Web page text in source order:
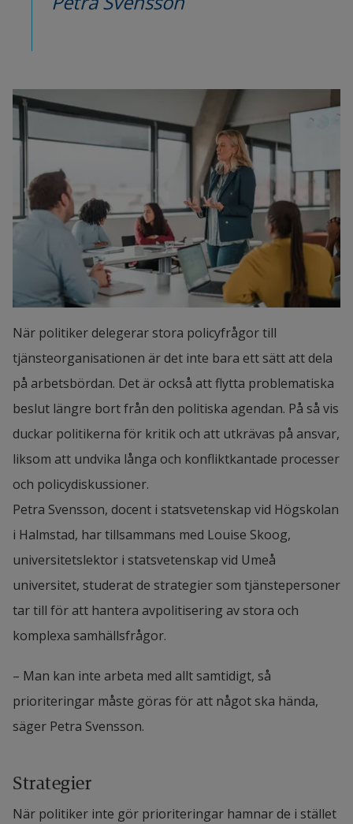
När politiker delegerar stora policyfrågor till
tjänsteorganisationen är det inte bara ett sätt att dela
på arbetsbördan. Det är också att flytta problematiska
beslut längre bort från den politiska agendan. På så vis
duckar politikerna för kritik och att utkrävas på ansvar,
liksom att undvika långa och konfliktkantade processer
och policydiskussioner.
Petra Svensson, docent i statsvetenskap vid Högskolan
i Halmstad, har tillsammans med Louise Skoog,
universitetslektor i statsvetenskap vid Umeå
universitet, studerat de strategier som tjänstepersoner
tar till för att hantera avpolitisering av stora och
komplexa samhällsfrågor.
– Man kan inte arbeta med allt samtidigt, så
prioriteringar måste göras för att något ska hända,
säger Petra Svensson.
Strategier
När politiker inte gör prioriteringar hamnar de i stället